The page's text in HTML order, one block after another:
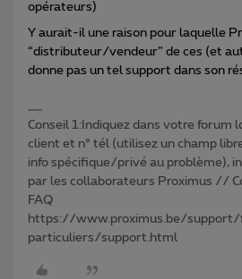
opérateurs)
Y aurait-il une raison pour laquelle
“distributeur/vendeur” de ces (et
donne pas un tel support dans son
Conseil 1:Indiquez dans votre forum
client et n° tél (utilisez un champ
info spécifique/privé au problème),
par les collaborateurs Proximus //
FAQ
https://www.proximus.be/
particuliers/support.html